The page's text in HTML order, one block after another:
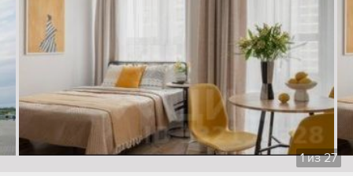
1из27